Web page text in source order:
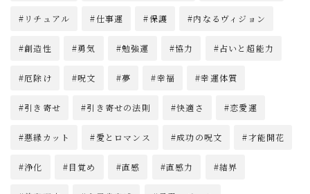
リチュアル 仕事運 保護 内なるヴィジョン
創造性 勇気 勉強運 協力 占いと超能力
厄除け 呪文 夢 幸福 幸運体質
引き寄せ 引き寄せの法則 快適さ 恋愛運
悪縁カット 愛とロマンス 成功の呪文 才能開花
浄化 目覚め 直感 直感力 結界